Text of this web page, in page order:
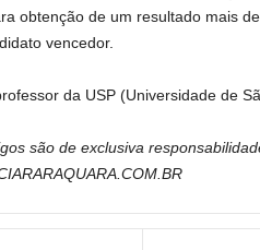
obtenção de um resultado mais
vencedor.
da USP (Universidade de
são de exclusiva